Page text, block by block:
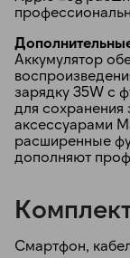
Аккумулятор
зарядку 35W с
для сохранения
аксессуарами
расширенные
дополняют
Смартфон,